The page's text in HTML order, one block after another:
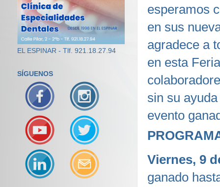
esperamos
en sus
agradece a
en esta
sin su
evento
Viernes, 9
ganado
EL ESPINAR - Tlf. 921.18.27.94
SÍGUENOS